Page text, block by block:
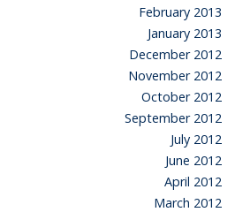
February 2013
January 2013
December 2012
November 2012
October 2012
September 2012
July 2012
June 2012
April 2012
March 2012